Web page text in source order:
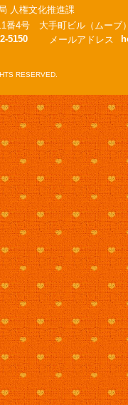
人権文化推進課
番4号 大手町ビル（ムーブ
5150 メールアドレス
RESERVED.